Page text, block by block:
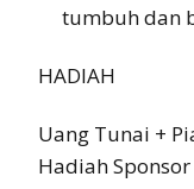
tumbuh dan
HADIAH
Uang Tunai +
Hadiah Sponsor